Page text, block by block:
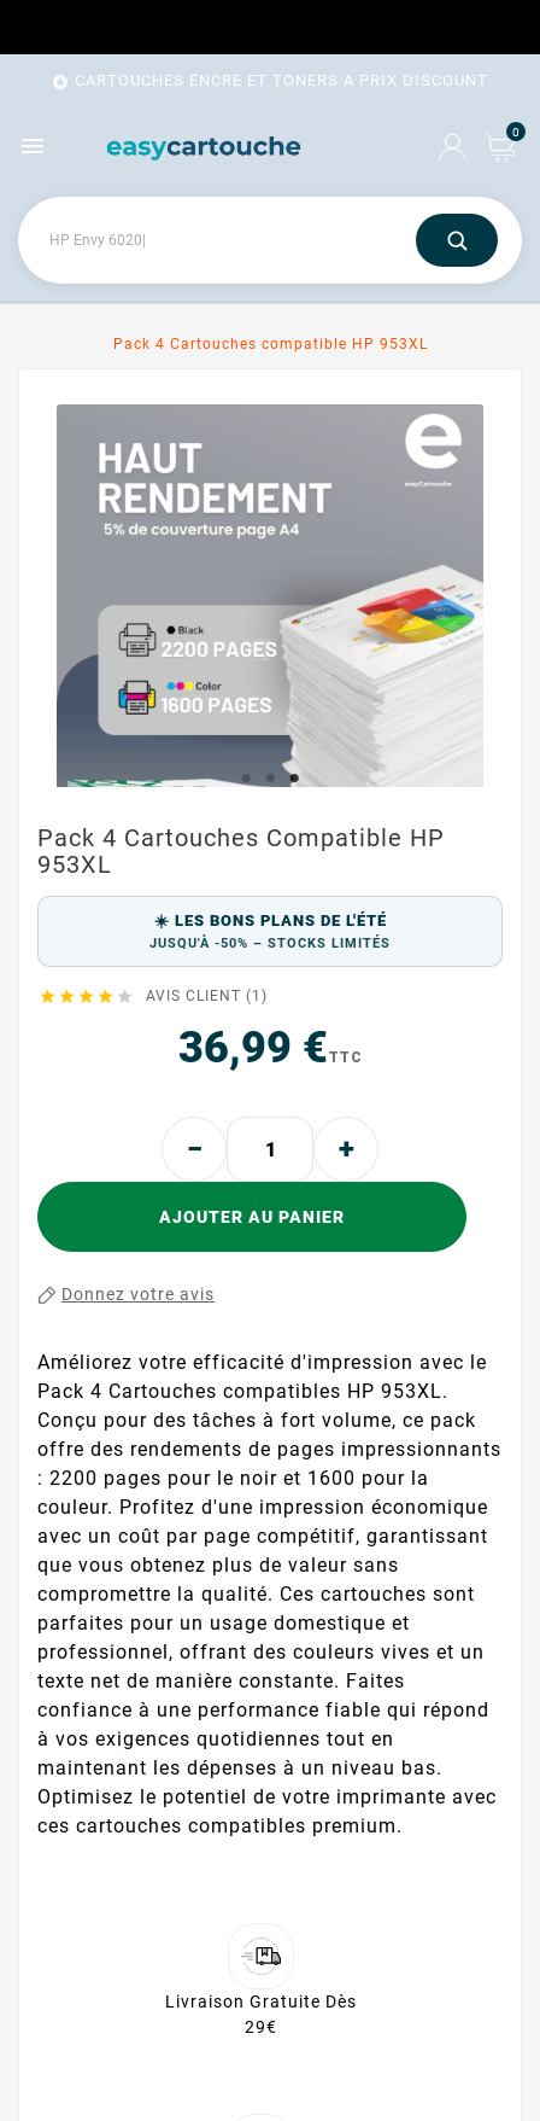
 CARTOUCHES ENCRE ET TONERS A PRIX DISCOUNT
 0
Pack 4 Cartouches compatible HP 953XL
Pack 4 Cartouches Compatible HP
953XL
☀️ LES BONS PLANS DE L'ÉTÉ
JUSQU'À -50% – STOCKS LIMITÉS
     AVIS CLIENT (1)
36,99 €TTC
AJOUTER AU PANIER
Donnez votre avis
Améliorez votre efficacité d'impression avec le
Pack 4 Cartouches compatibles HP 953XL.
Conçu pour des tâches à fort volume, ce pack
offre des rendements de pages impressionnants
: 2200 pages pour le noir et 1600 pour la
couleur. Profitez d'une impression économique
avec un coût par page compétitif, garantissant
que vous obtenez plus de valeur sans
compromettre la qualité. Ces cartouches sont
parfaites pour un usage domestique et
professionnel, offrant des couleurs vives et un
texte net de manière constante. Faites
confiance à une performance fiable qui répond
à vos exigences quotidiennes tout en
maintenant les dépenses à un niveau bas.
Optimisez le potentiel de votre imprimante avec
ces cartouches compatibles premium.
Livraison Gratuite Dès
29€